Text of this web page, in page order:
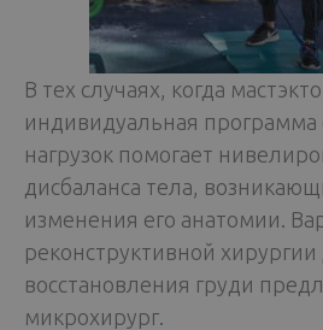
В тех случаях, когда
индивидуальная программа
нагрузок помогает
дисбаланса тела,
изменения его анатомии.
реконструктивной
восстановления груди
микрохирург.